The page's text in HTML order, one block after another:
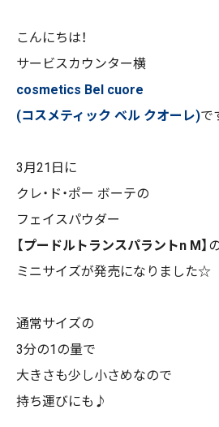
こんにちは！
サービスカウンター横
cosmetics Bel cuore
(コスメティック ベル クオーレ)で
3月21 日に
クレ・ド・ポー ボーテの
フェイスパウダー
【プードルトランスパラントn M】
ミニサイズが発売になりました☆
通常サイズの
3分の1の量で
大きさも少し小さめなので
持ち運びにも♪